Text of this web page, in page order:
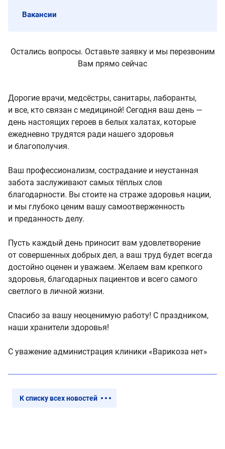
Дорогие врачи, медсёстры, санитары, лаборанты,
и все, кто связан с медициной! Сегодня ваш день —
день настоящих героев в белых халатах, которые
ежедневно трудятся ради нашего здоровья
и благополучия.
Ваш профессионализм, сострадание и неустанная
забота заслуживают самых тёплых слов
благодарности. Вы стоите на страже здоровья нации,
и мы глубоко ценим вашу самоотверженность
и преданность делу.
Пусть каждый день приносит вам удовлетворение
от совершенных добрых дел, а ваш труд будет всегда
достойно оценен и уважаем. Желаем вам крепкого
здоровья, благодарных пациентов и всего самого
светлого в личной жизни.
Спасибо за вашу неоценимую работу! С праздником,
наши хранители здоровья!
С уважение администрация клиники «Варикоза нет»
К списку всех новостей
Вакансии
Остались вопросы. Оставьте заявку и мы перезвоним
Вам прямо сейчас